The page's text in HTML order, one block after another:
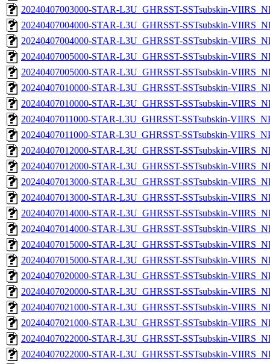
20240407003000-STAR-L3U_GHRSST-SSTsubskin-
20240407004000-STAR-L3U_GHRSST-SSTsubskin-
20240407004000-STAR-L3U_GHRSST-SSTsubskin-
20240407005000-STAR-L3U_GHRSST-SSTsubskin-
20240407005000-STAR-L3U_GHRSST-SSTsubskin-
20240407010000-STAR-L3U_GHRSST-SSTsubskin-
20240407010000-STAR-L3U_GHRSST-SSTsubskin-
20240407011000-STAR-L3U_GHRSST-SSTsubskin-
20240407011000-STAR-L3U_GHRSST-SSTsubskin-
20240407012000-STAR-L3U_GHRSST-SSTsubskin-
20240407012000-STAR-L3U_GHRSST-SSTsubskin-
20240407013000-STAR-L3U_GHRSST-SSTsubskin-
20240407013000-STAR-L3U_GHRSST-SSTsubskin-
20240407014000-STAR-L3U_GHRSST-SSTsubskin-
20240407014000-STAR-L3U_GHRSST-SSTsubskin-
20240407015000-STAR-L3U_GHRSST-SSTsubskin-
20240407015000-STAR-L3U_GHRSST-SSTsubskin-
20240407020000-STAR-L3U_GHRSST-SSTsubskin-
20240407020000-STAR-L3U_GHRSST-SSTsubskin-
20240407021000-STAR-L3U_GHRSST-SSTsubskin-
20240407021000-STAR-L3U_GHRSST-SSTsubskin-
20240407022000-STAR-L3U_GHRSST-SSTsubskin-
20240407022000-STAR-L3U_GHRSST-SSTsubskin-